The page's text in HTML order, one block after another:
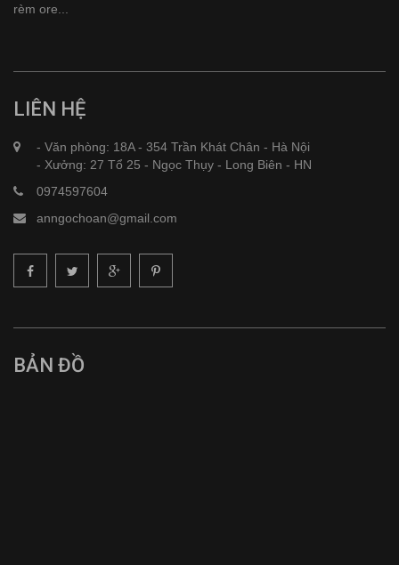
rèm ore...
LIÊN HỆ
- Văn phòng: 18A - 354 Trần Khát Chân - Hà Nội
- Xưởng: 27 Tổ 25 - Ngọc Thụy - Long Biên - HN
0974597604
anngochoan@gmail.com
BẢN ĐỒ